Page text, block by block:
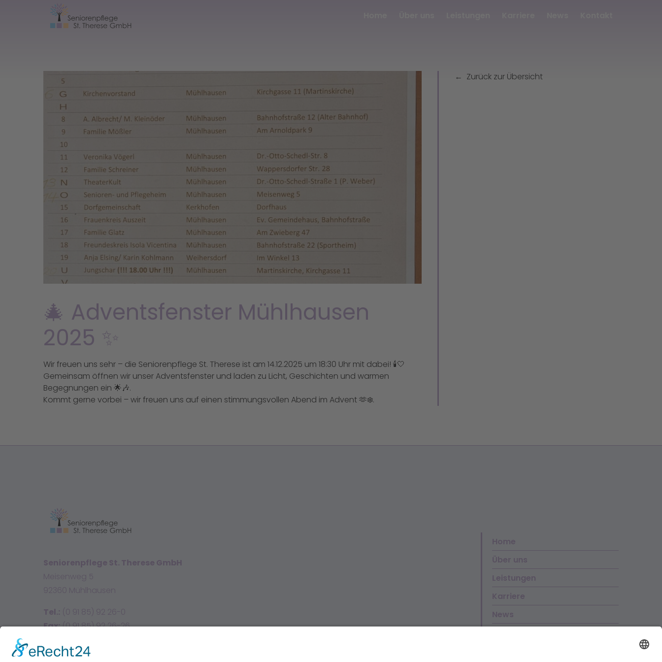
🎄 Adventsfenster Mühlhausen
2025 ✨
Wir freuen uns sehr – die Seniorenpflege St. Therese ist am 14.12.2025 um 18:30 Uhr mit dabei! 🕯️🤍
Gemeinsam öffnen wir unser Adventsfenster und laden zu Licht, Geschichten und warmen
Begegnungen ein 🌟🎶.
Kommt gerne vorbei – wir freuen uns auf einen stimmungsvollen Abend im Advent 🫶❄️.
Zurück zur Übersicht
Seniorenpflege St. Therese GmbH
Meisenweg 5
92360 Mühlhausen
Tel.: (0 91 85) 92 26-0
Fax:(0 91 85) 92 26-26
E-Mail: info@sttherese.de
Home
Über uns
Leistungen
Karriere
News